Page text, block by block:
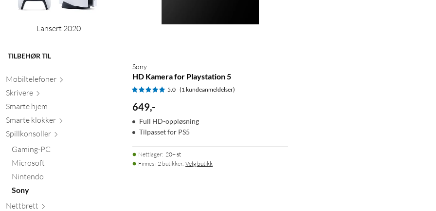
Lansert 2020
TILBEHØR TIL
Mobiltelefoner
Skrivere
Smarte hjem
Smarte klokker
Spillkonsoller
Gaming-PC
Microsoft
Nintendo
Sony
Nettbrett
Sony
HD Kamera for Playstation 5
5.0 (1 kundeanmeldelser)
649,-
Full HD-oppløsning
Tilpasset for PS5
Nettlager: 20+ st
Finnes i 2 butikker. Velg butikk